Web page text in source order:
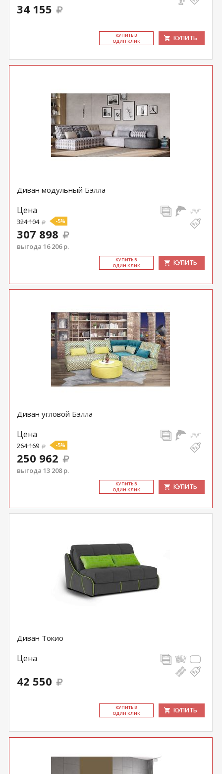
34 155
КУ­ПИТЬ В
ОДИН КЛИК
КУПИТЬ
Диван модульный Бэлла
Цена
324 104 -5%
307 898
выгода 16 206 р.
КУ­ПИТЬ В
ОДИН КЛИК
КУПИТЬ
Диван угловой Бэлла
Цена
264 169 -5%
250 962
выгода 13 208 р.
КУ­ПИТЬ В
ОДИН КЛИК
КУПИТЬ
Диван Токио
Цена
42 550
КУ­ПИТЬ В
ОДИН КЛИК
КУПИТЬ